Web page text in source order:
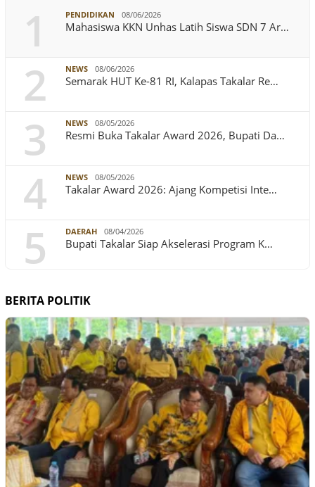
1 PENDIDIKAN 08/06/2026
Mahasiswa KKN Unhas Latih Siswa SDN 7 Ar…
2 NEWS 08/06/2026
Semarak HUT Ke-81 RI, Kalapas Takalar Re…
3 NEWS 08/05/2026
Resmi Buka Takalar Award 2026, Bupati Da…
4 NEWS 08/05/2026
Takalar Award 2026: Ajang Kompetisi Inte…
5 DAERAH 08/04/2026
Bupati Takalar Siap Akselerasi Program K…
BERITA POLITIK